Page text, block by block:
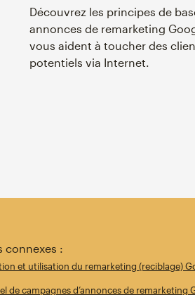
Découvrez les principes de
annonces de remarketing
vous aident à toucher des
potentiels via Internet.
connexes :
et utilisation du remarketing (reciblage)
de campagnes d’annonces de remarketing